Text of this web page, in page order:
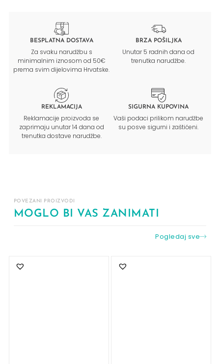
BESPLATNA DOSTAVA
Za svaku narudžbu s
minimalnim iznosom od 50€
prema svim dijelovima Hrvatske.
BRZA POŠILJKA
Unutar 5 radnih dana od
trenutka narudžbe.
REKLAMACIJA
Reklamacije proizvoda se
zaprimaju unutar 14 dana od
trenutka dostave narudžbe.
SIGURNA KUPOVINA
Vaši podaci prilikom narudžbe
su posve sigurni i zaštićeni.
POVEZANI PROIZVODI
MOGLO BI VAS ZANIMATI
Pogledaj sve